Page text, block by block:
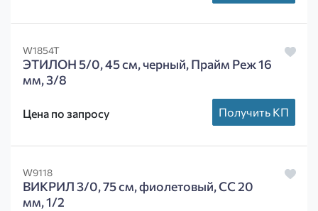
W1854T
ЭТИЛОН 5/0, 45 см, черный, Прайм Реж 16
мм, 3/8
Цена по запросу Получить КП
W9118
ВИКРИЛ 3/0, 75 см, фиолетовый, СС 20
мм, 1/2